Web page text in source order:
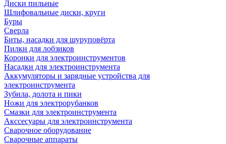
Диски пильные
Шлифовальные диски, круги
Буры
Сверла
Биты, насадки для шуруповёрта
Пилки для лобзиков
Коронки для электроинструментов
Насадки для электроинструмента
Аккумуляторы и зарядные устройства для
электроинструмента
Зубила, долота и пики
Ножи для электрорубанков
Смазки для электроинструмента
Акссесуары для электроинструмента
Сварочное оборудование
Сварочные аппараты